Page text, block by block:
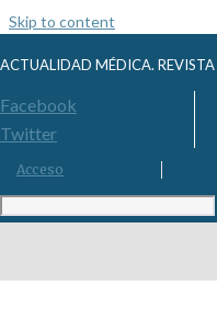
Skip to content
ACTUALIDAD MÉDICA.
Facebook
Twitter
Acceso